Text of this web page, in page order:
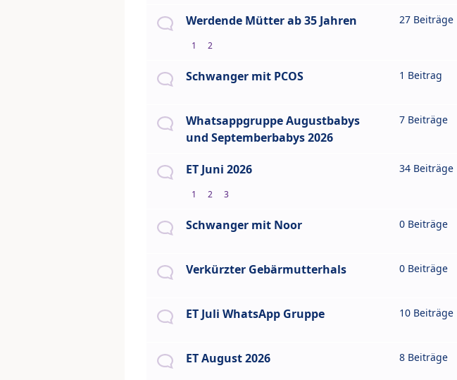
Werdende Mütter ab 35 Jahren
1 2
27 Beiträge
Schwanger mit PCOS 1 Beitrag
Whatsappgruppe Augustbabys
und Septemberbabys 2026
7 Beiträge
ET Juni 2026
1 2 3
34 Beiträge
Schwanger mit Noor 0 Beiträge
Verkürzter Gebärmutterhals 0 Beiträge
ET Juli WhatsApp Gruppe 10 Beiträge
ET August 2026 8 Beiträge